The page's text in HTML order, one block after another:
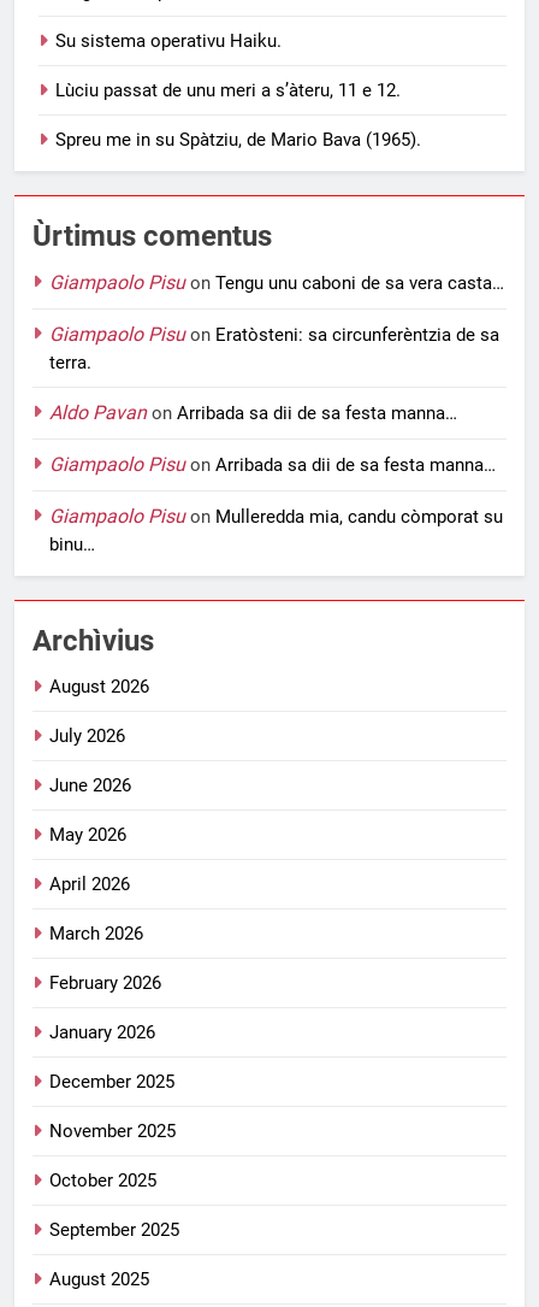
Su sistema operativu Haiku.
Lùciu passat de unu meri a s’àteru, 11 e 12.
Spreu me in su Spàtziu, de Mario Bava (1965).
Ùrtimus comentus
Giampaolo Pisuon Tengu unu caboni de sa vera casta…
Giampaolo Pisuon Eratòsteni: sa circunferèntzia de sa
terra.
Aldo Pavanon Arribada sa dii de sa festa manna…
Giampaolo Pisuon Arribada sa dii de sa festa manna…
Giampaolo Pisuon Mulleredda mia, candu còmporat su
binu…
Archìvius
August 2026
July 2026
June 2026
May 2026
April 2026
March 2026
February 2026
January 2026
December 2025
November 2025
October 2025
September 2025
August 2025